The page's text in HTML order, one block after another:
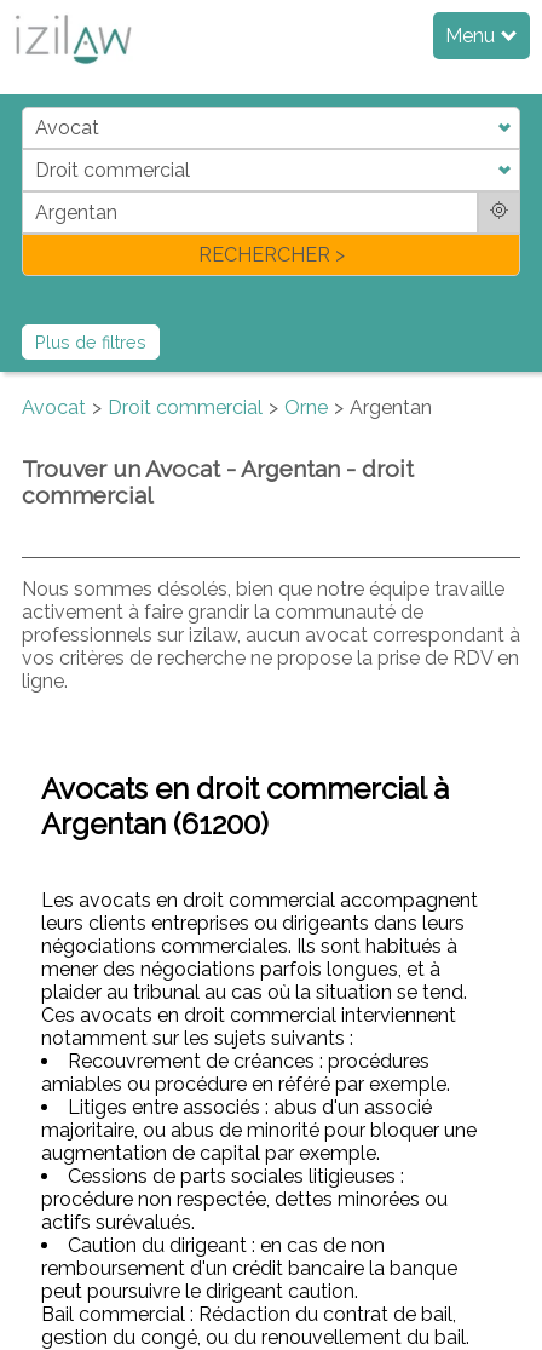
Menu
jdadi
fl
RECHERCHER >
Plus de filtres
Avocat Droit commercial Orne Argentan
Trouver un Avocat - Argentan - droit
commercial
Nous sommes désolés, bien que notre équipe travaille
activement à faire grandir la communauté de
professionnels sur izilaw, aucun avocat correspondant à
vos critères de recherche ne propose la prise de RDV en
ligne.
Avocats en droit commercial à
Argentan (61200)
Les avocats en droit commercial accompagnent
leurs clients entreprises ou dirigeants dans leurs
négociations commerciales. Ils sont habitués à
mener des négociations parfois longues, et à
plaider au tribunal au cas où la situation se tend.
Ces avocats en droit commercial interviennent
notamment sur les sujets suivants :
Recouvrement de créances : procédures
amiables ou procédure en référé par exemple.
Litiges entre associés : abus d'un associé
majoritaire, ou abus de minorité pour bloquer une
augmentation de capital par exemple.
Cessions de parts sociales litigieuses :
procédure non respectée, dettes minorées ou
actifs surévalués.
Caution du dirigeant : en cas de non
remboursement d'un crédit bancaire la banque
peut poursuivre le dirigeant caution.
Bail commercial : Rédaction du contrat de bail,
gestion du congé, ou du renouvellement du bail.